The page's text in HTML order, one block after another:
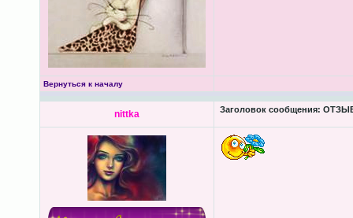
Вернуться к началу
nittka Заголовок сообщения: